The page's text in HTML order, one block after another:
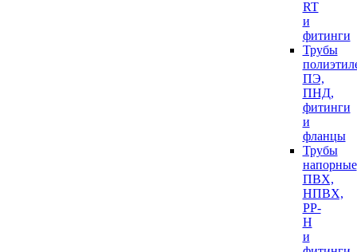
RT
и
фитинги
Трубы
ПЭ,
ПНД,
фитинги
и
фланцы
Трубы
напорные
ПВХ,
НПВХ,
PP-
H
и